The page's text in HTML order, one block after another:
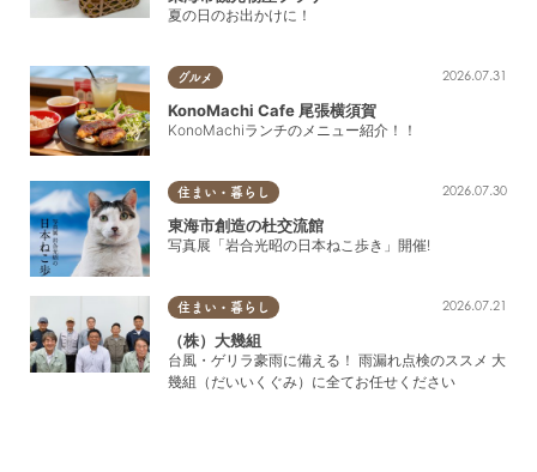
夏の日のお出かけに！
グルメ 2026.07.31
KonoMachi Cafe 尾張横須賀
KonoMachiランチのメニュー紹介！！
住まい・暮らし 2026.07.30
東海市創造の杜交流館
写真展「岩合光昭の日本ねこ歩き」開催!
住まい・暮らし 2026.07.21
（株）大幾組
台風・ゲリラ豪雨に備える！ 雨漏れ点検のススメ 大
幾組（だいいくぐみ）に全てお任せください